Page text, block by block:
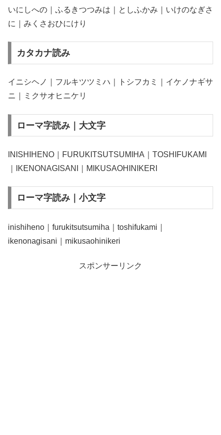
いにしへの｜ふるきつつみは｜としふかみ｜いけのなぎさ
に｜みくさおひにけり
カタカナ読み
イニシヘノ｜フルキツツミハ｜トシフカミ｜イケノナギサ
ニ｜ミクサオヒニケリ
ローマ字読み｜大文字
INISHIHENO｜FURUKITSUTSUMIHA｜TOSHIFUKAMI
｜IKENONAGISANI｜MIKUSAOHINIKERI
ローマ字読み｜小文字
inishiheno｜furukitsutsumiha｜toshifukami｜
ikenonagisani｜mikusaohinikeri
スポンサーリンク